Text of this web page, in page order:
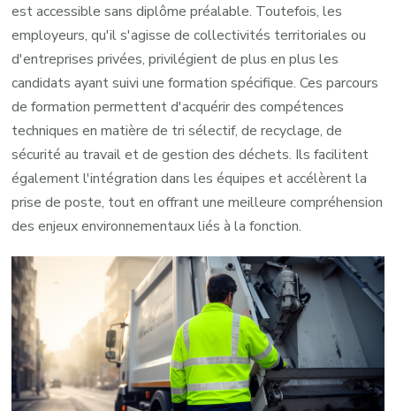
est accessible sans diplôme préalable. Toutefois, les
employeurs, qu'il s'agisse de collectivités territoriales ou
d'entreprises privées, privilégient de plus en plus les
candidats ayant suivi une formation spécifique. Ces parcours
de formation permettent d'acquérir des compétences
techniques en matière de tri sélectif, de recyclage, de
sécurité au travail et de gestion des déchets. Ils facilitent
également l'intégration dans les équipes et accélèrent la
prise de poste, tout en offrant une meilleure compréhension
des enjeux environnementaux liés à la fonction.